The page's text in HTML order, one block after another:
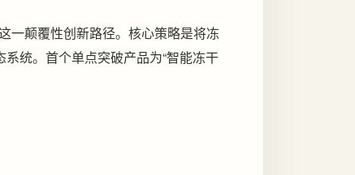
一颠覆性创新路径。核心策略是将冻
统。首个单点突破产品为“智能冻干